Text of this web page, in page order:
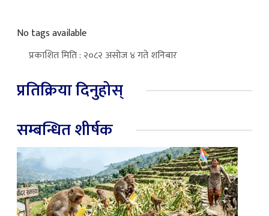
No tags available
प्रकाशित मिति : २०८२ असोज ४ गते शनिबार
प्रतिक्रिया दिनुहोस्
सम्बन्धित शीर्षक